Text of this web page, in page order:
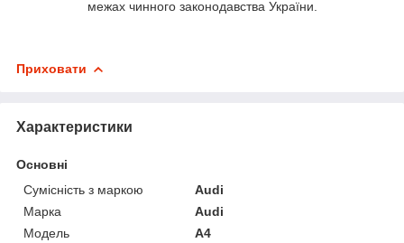
межах чинного законодавства України.
Приховати
Характеристики
Основні
Сумісність з маркою
Audi
Марка
Audi
Модель
A4